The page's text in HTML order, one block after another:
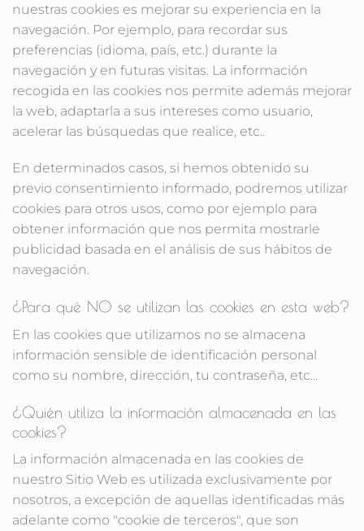
nuestras cookies es mejorar su experiencia en la
navegación. Por ejemplo, para recordar sus
preferencias (idioma, país, etc.) durante la
navegación y en futuras visitas. La información
recogida en las cookies nos permite además mejorar
la web, adaptarla a sus intereses como usuario,
acelerar las búsquedas que realice, etc..
En determinados casos, si hemos obtenido su
previo consentimiento informado, podremos utilizar
cookies para otros usos, como por ejemplo para
obtener información que nos permita mostrarle
publicidad basada en el análisis de sus hábitos de
navegación.
¿Para qué NO se utilizan las cookies en esta web?
En las cookies que utilizamos no se almacena
información sensible de identificación personal
como su nombre, dirección, tu contraseña, etc...
¿Quién utiliza la información almacenada en las
cookies?
La información almacenada en las cookies de
nuestro Sitio Web es utilizada exclusivamente por
nosotros, a excepción de aquellas identificadas más
adelante como "cookie de terceros", que son